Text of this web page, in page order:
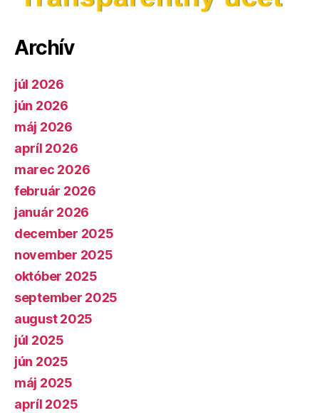
Archív
júl 2026
jún 2026
máj 2026
apríl 2026
marec 2026
február 2026
január 2026
december 2025
november 2025
október 2025
september 2025
august 2025
júl 2025
jún 2025
máj 2025
apríl 2025